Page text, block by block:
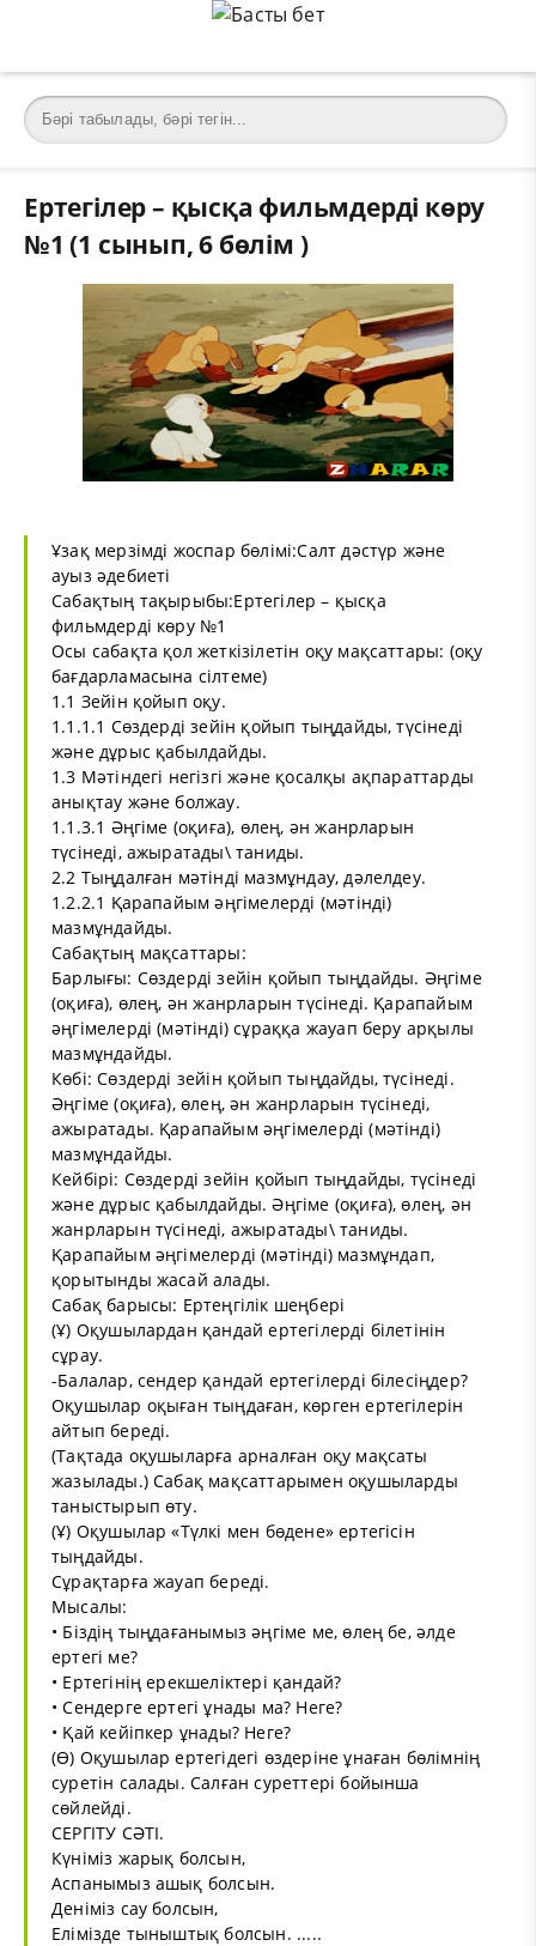
Ертегілер – қысқа фильмдерді көру
№1 (1 сынып, 6 бөлім )
Ұзақ мерзімді жоспар бөлімі:Салт дәстүр және
ауыз әдебиеті
Сабақтың тақырыбы:Ертегілер – қысқа
фильмдерді көру №1
Осы сабақта қол жеткізілетін оқу мақсаттары: (оқу
бағдарламасына сілтеме)
1.1 Зейін қойып оқу.
1.1.1.1 Сөздерді зейін қойып тыңдайды, түсінеді
және дұрыс қабылдайды.
1.3 Мәтіндегі негізгі және қосалқы ақпараттарды
анықтау және болжау.
1.1.3.1 Әңгіме (оқиға), өлең, ән жанрларын
түсінеді, ажыратады\ таниды.
2.2 Тыңдалған мәтінді мазмұндау, дәлелдеу.
1.2.2.1 Қарапайым әңгімелерді (мәтінді)
мазмұндайды.
Сабақтың мақсаттары:
Барлығы: Сөздерді зейін қойып тыңдайды. Әңгіме
(оқиға), өлең, ән жанрларын түсінеді. Қарапайым
әңгімелерді (мәтінді) сұраққа жауап беру арқылы
мазмұндайды.
Көбі: Сөздерді зейін қойып тыңдайды, түсінеді.
Әңгіме (оқиға), өлең, ән жанрларын түсінеді,
ажыратады. Қарапайым әңгімелерді (мәтінді)
мазмұндайды.
Кейбірі: Сөздерді зейін қойып тыңдайды, түсінеді
және дұрыс қабылдайды. Әңгіме (оқиға), өлең, ән
жанрларын түсінеді, ажыратады\ таниды.
Қарапайым әңгімелерді (мәтінді) мазмұндап,
қорытынды жасай алады.
Сабақ барысы: Ертеңгілік шеңбері
(Ұ) Оқушылардан қандай ертегілерді білетінін
сұрау.
-Балалар, сендер қандай ертегілерді білесіңдер?
Оқушылар оқыған тыңдаған, көрген ертегілерін
айтып береді.
(Тақтада оқушыларға арналған оқу мақсаты
жазылады.) Сабақ мақсаттарымен оқушыларды
таныстырып өту.
(Ұ) Оқушылар «Түлкі мен бөдене» ертегісін
тыңдайды.
Сұрақтарға жауап береді.
Мысалы:
• Біздің тыңдағанымыз әңгіме ме, өлең бе, әлде
ертегі ме?
• Ертегінің ерекшеліктері қандай?
• Сендерге ертегі ұнады ма? Неге?
• Қай кейіпкер ұнады? Неге?
(Ө) Оқушылар ертегідегі өздеріне ұнаған бөлімнің
суретін салады. Салған суреттері бойынша
сөйлейді.
СЕРГІТУ СӘТІ.
Күніміз жарық болсын,
Аспанымыз ашық болсын.
Деніміз сау болсын,
Елімізде тыныштық болсын. .....